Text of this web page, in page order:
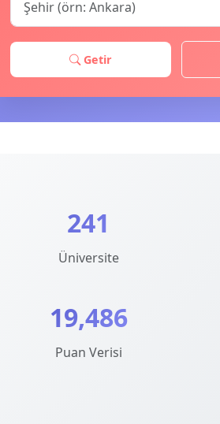
Getir
241
Üniversite
19,486
Puan Verisi